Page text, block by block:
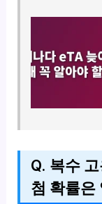
Q. 복수
첨 확률은